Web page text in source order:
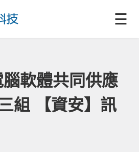
☰
軟體共同供應
組 【資安】訊